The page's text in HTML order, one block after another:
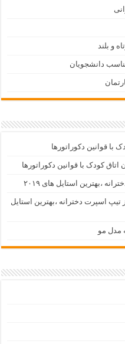
و بلند
دانشجویان
قوانین دکوراتورها
کودک با قوانین دکوراتورها
،بهترین استایل های ۲۰۱۹
اسپرت دخترانه ،بهترین استایل
مدل مو